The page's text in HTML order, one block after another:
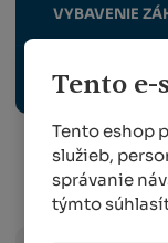
Tento
Tento eshop
služieb,
správanie
týmto
VYBAVENIE
ODBORNÉ
Info o